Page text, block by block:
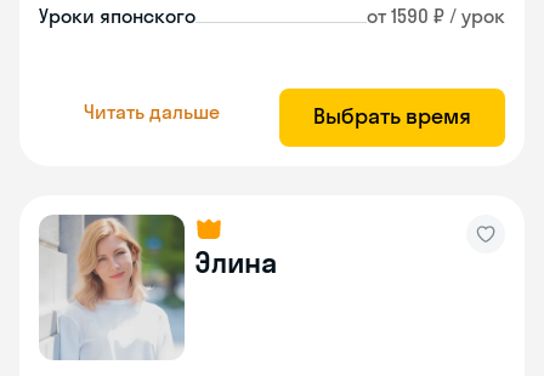
Уроки японского от 1590 ₽ / урок
Читать дальше Выбрать время
Элина